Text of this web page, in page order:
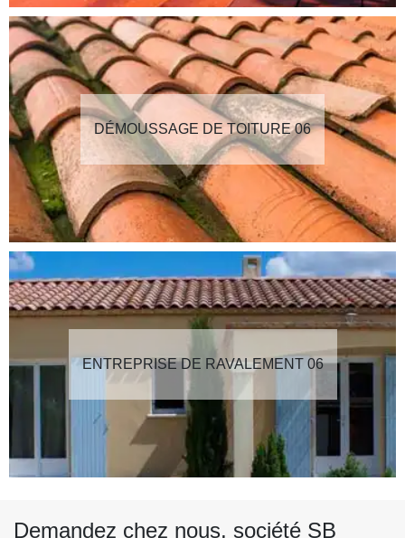
DÉMOUSSAGE DE TOITURE 06
ENTREPRISE DE RAVALEMENT 06
Demandez chez nous, société SB